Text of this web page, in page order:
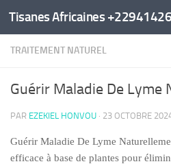
Au dessous du contenu
Tisanes Africaines
TRAITEMENT NATUREL
Guérir Maladie De Lyme
PAR EZEKIEL HONVOU · 23 OCTOBRE
Guérir Maladie De Lyme
efficace à base de plantes pour